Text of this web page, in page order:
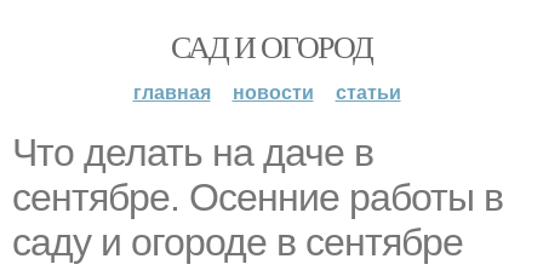
САД И ОГОРОД
главная новости статьи
Что делать на даче в
сентябре. Осенние работы в
саду и огороде в сентябре